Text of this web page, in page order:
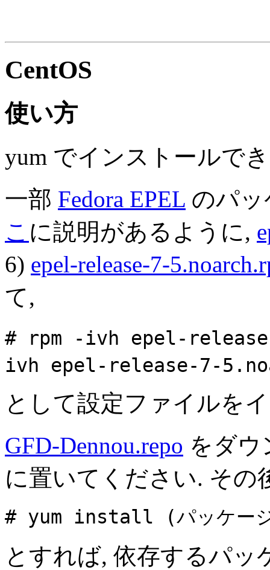
CentOS
使い方
yum でインストールで
一部 Fedora EPEL のパ
こ に説明があるように,
6) epel-release-7-
て,
# rpm -ivh epel-
ivh epel-release-7-
として設定ファイルを
GFD-Dennou.repo をダウ
に置いてください. その
# yum install (パッケー
とすれば, 依存するパ